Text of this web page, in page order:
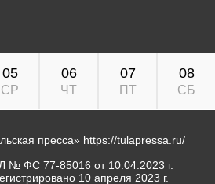
05
СР
06
ЧТ
07
ПТ
08
СБ
пресса» https://tulapressa.ru/
№ ФС 77-85016 от 10.04.2023 г.
10 апреля 2023 г.